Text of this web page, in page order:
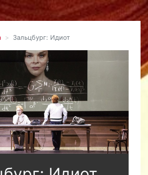
Зальцбург: Идиот